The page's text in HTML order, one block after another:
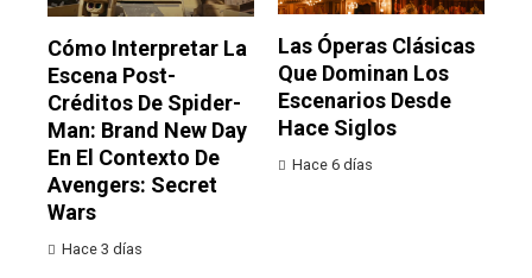
Cómo Interpretar La
Escena Post-
Créditos De Spider-
Man: Brand New Day
En El Contexto De
Avengers: Secret
Wars
Hace 3 días
Las Óperas Clásicas
Que Dominan Los
Escenarios Desde
Hace Siglos
Hace 6 días